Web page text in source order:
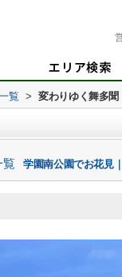
覧 > 変わりゆく舞多聞
覧 学園南公園でお花見